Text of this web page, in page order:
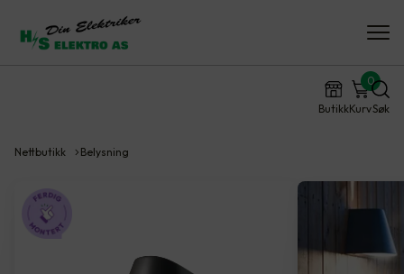
ButikkKurv
0
Søk
Nettbutikk Belysning